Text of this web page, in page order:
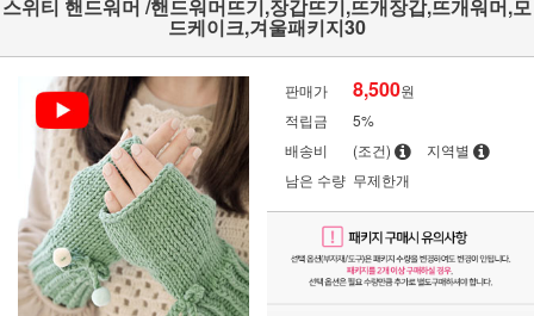
스위티 핸드워머 /핸드워머뜨기,장갑뜨기,뜨개장갑,뜨개워머,모
드케이크,겨울패키지30
판매가 8,500원
적립금
5%
배송비
(조건)
지역별
남은 수량 무제한개